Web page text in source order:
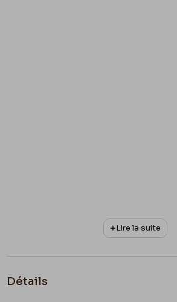
Lire la suite
Détails